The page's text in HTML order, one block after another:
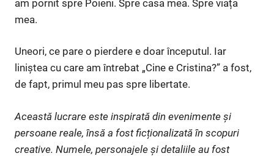
am pornit spre Poieni. Spre casa mea. Spre viața
mea.
Uneori, ce pare o pierdere e doar începutul. Iar
liniștea cu care am întrebat „Cine e Cristina?” a fost,
de fapt, primul meu pas spre libertate.
Această lucrare este inspirată din evenimente și
persoane reale, însă a fost ficționalizată în scopuri
creative. Numele, personajele și detaliile au fost